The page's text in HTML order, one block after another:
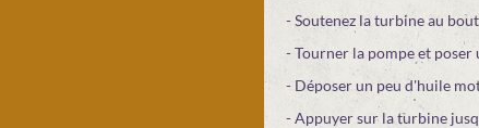
- Soutenez la turbine au
- Tourner la pompe et poser
- Déposer un peu d'huile
- Appuyer sur la turbine